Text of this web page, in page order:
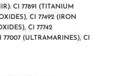
CI 77891 (TITANIUM
CI 77492 (IRON
CI 77742
(ULTRAMARINES), CI